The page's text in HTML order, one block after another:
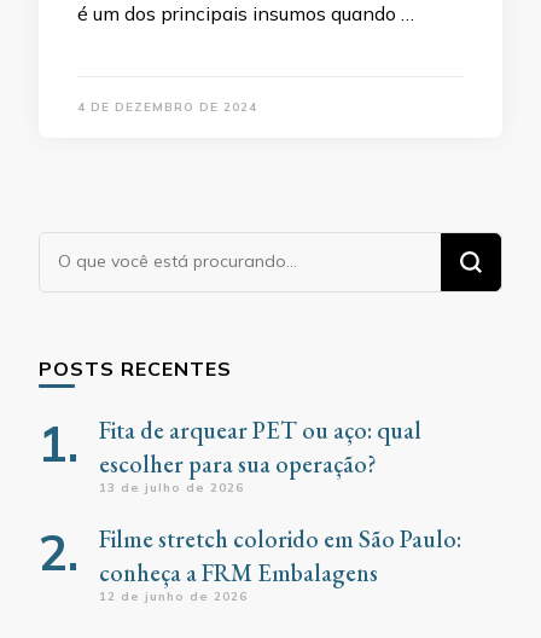
é um dos principais insumos quando …
4 DE DEZEMBRO DE 2024
Procurando
algo?
POSTS RECENTES
Fita de arquear PET ou aço: qual
escolher para sua operação?
13 de julho de 2026
Filme stretch colorido em São Paulo:
conheça a FRM Embalagens
12 de junho de 2026